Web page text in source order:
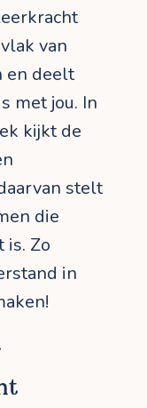
van
en deelt
met jou. In
kijkt de
stelt
die
is. Zo
in